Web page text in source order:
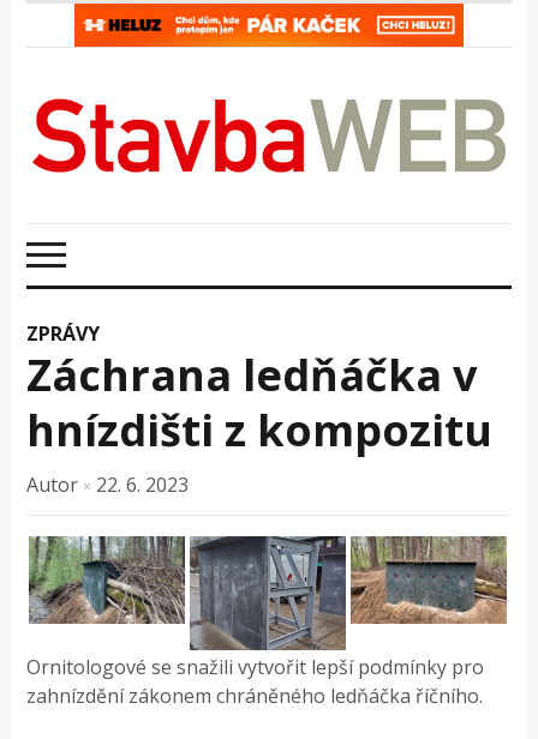
ZPRÁVY
Záchrana ledňáčka v
hnízdišti z kompozitu
Autor × 22. 6. 2023
Ornitologové se snažili vytvořit lepší podmínky pro
zahnízdění zákonem chráněného ledňáčka říčního.